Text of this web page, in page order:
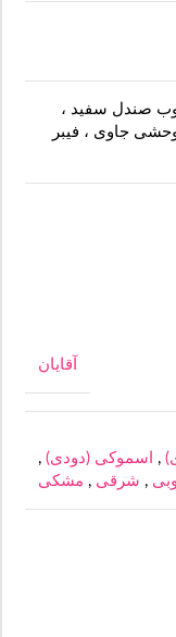
صندل سفید ،
جاوی ، فیبر
آقایان
, اسموکی (دودی) ,
, شرقی , مشکی